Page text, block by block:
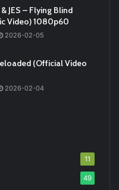
JES – Flying Blind
Video) 1080p60
2026-02-05
(Official Video
2026-02-04
11
49